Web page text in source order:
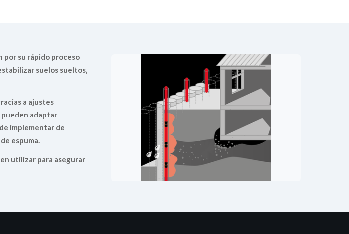
por su rápido proceso
suelos sueltos,
a ajustes
pueden adaptar
implementar de
espuma.
utilizar para asegurar